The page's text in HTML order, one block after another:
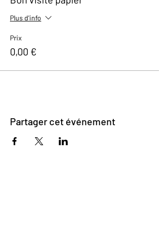
Plus d'info
Prix
0,00 €
Partager cet événement